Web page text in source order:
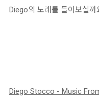
Diego의 노래를 들어보실까
Diego Stocco - Music